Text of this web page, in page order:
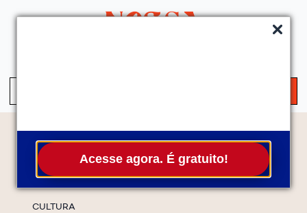
Acesse agora. É gratuito!
Temas
CULTURA